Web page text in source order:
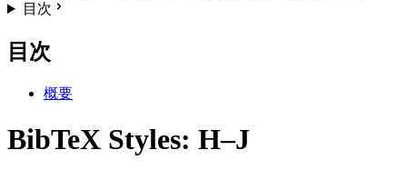
目次
目次
概要
BibTeX Styles: H–J